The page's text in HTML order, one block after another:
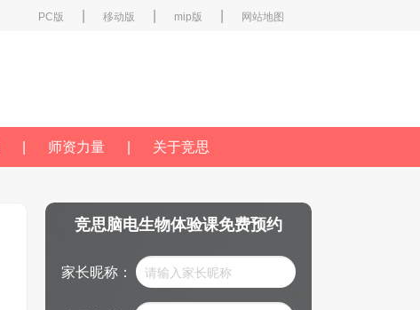
PC版 移动版 mip版 网站地图
师资力量 关于竞思
竞思脑电生物体验课免费预约
家长昵称：